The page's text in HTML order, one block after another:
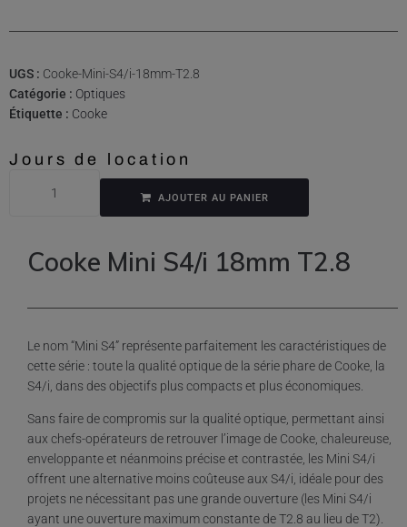
UGS : Cooke-Mini-S4/i-18mm-T2.8
Catégorie : Optiques
Étiquette : Cooke
Jours de location
AJOUTER AU PANIER
Cooke Mini S4/i 18mm T2.8
Le nom “Mini S4” représente parfaitement les caractéristiques de
cette série : toute la qualité optique de la série phare de Cooke, la
S4/i, dans des objectifs plus compacts et plus économiques.
Sans faire de compromis sur la qualité optique, permettant ainsi
aux chefs-opérateurs de retrouver l’image de Cooke, chaleureuse,
enveloppante et néanmoins précise et contrastée, les Mini S4/i
offrent une alternative moins coûteuse aux S4/i, idéale pour des
projets ne nécessitant pas une grande ouverture (les Mini S4/i
ayant une ouverture maximum constante de T2.8 au lieu de T2).